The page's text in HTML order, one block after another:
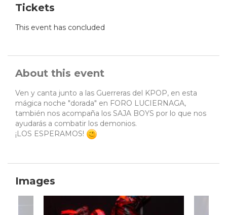
Tickets
This event has concluded
About this event
Ven y canta junto a las Guerreras del KPOP, en esta
mágica noche "dorada" en FORO LUCIERNAGA,
también nos acompaña los SAJA BOYS por lo que nos
ayudarás a combatir los demonios.
¡LOS ESPERAMOS!
Images